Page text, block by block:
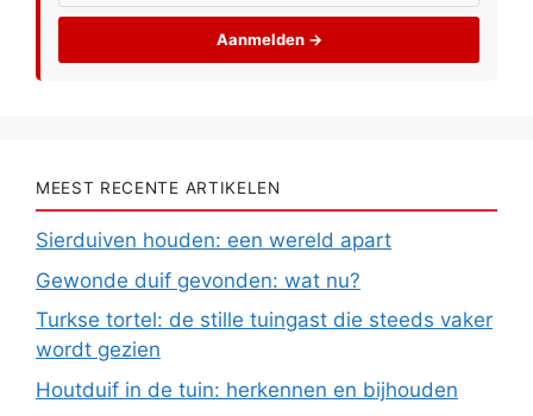
Aanmelden →
MEEST RECENTE ARTIKELEN
Sierduiven houden: een wereld apart
Gewonde duif gevonden: wat nu?
Turkse tortel: de stille tuingast die steeds vaker
wordt gezien
Houtduif in de tuin: herkennen en bijhouden